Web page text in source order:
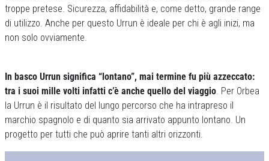
troppe pretese. Sicurezza, affidabilità e, come detto, grande range
di utilizzo. Anche per questo Urrun è ideale per chi è agli inizi, ma
non solo ovviamente.
In basco Urrun significa “lontano”, mai termine fu più azzeccato:
tra i suoi mille volti infatti c’è anche quello del viaggio. Per Orbea
la Urrun è il risultato del lungo percorso che ha intrapreso il
marchio spagnolo e di quanto sia arrivato appunto lontano. Un
progetto per tutti che può aprire tanti altri orizzonti.